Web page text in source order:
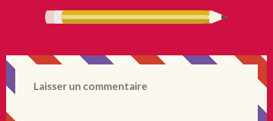
Laisser un commentaire